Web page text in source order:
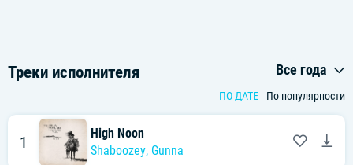
Треки исполнителя Все года
ПО ДАТЕ По популярности
1
High Noon
Shaboozey, Gunna